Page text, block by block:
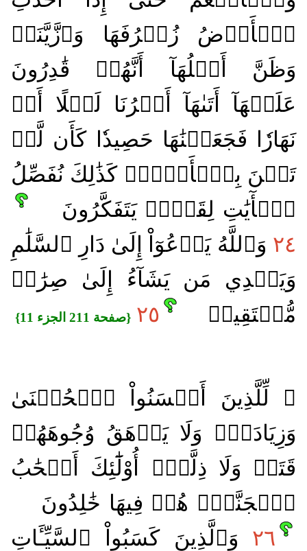
ٱلۡأَرۡضُ زُخۡرُفَهَا وَٱزَّيَّنَتۡ
وَظَنَّ أَهۡلُهَآ أَنَّهُمۡ قَٰدِرُونَ
عَلَيۡهَآ أَتَىٰهَآ أَمۡرُنَا لَيۡلًا أَوۡ
نَهَارٗا فَجَعَلۡنَٰهَا حَصِيدٗا كَأَن لَّمۡ
تَغۡنَ بِٱلۡأَمۡسِۚ كَذَٰلِكَ نُفَصِّلُ
ٱلۡأٓيَٰتِ لِقَوۡمٖ يَتَفَكَّرُونَ
٢٤ وَٱللَّهُ يَدۡعُوٓاْ إِلَىٰ دَارِ ٱلسَّلَٰمِ
وَيَهۡدِي مَن يَشَآءُ إِلَىٰ صِرَٰطٖ
مُّسۡتَقِيمٖ
٢٥ {صفحة 211 الجزء 11}
۞ لِّلَّذِينَ أَحۡسَنُواْ ٱلۡحُسۡنَىٰ
وَزِيَادَةٞۖ وَلَا يَرۡهَقُ وُجُوهَهُمۡ
قَتَرٞ وَلَا ذِلَّةٌۚ أُوْلَٰٓئِكَ أَصۡحَٰبُ
ٱلۡجَنَّةِۖ هُمۡ فِيهَا خَٰلِدُونَ
٢٦ وَٱلَّذِينَ كَسَبُواْ ٱلسَّيِّـَٔاتِ